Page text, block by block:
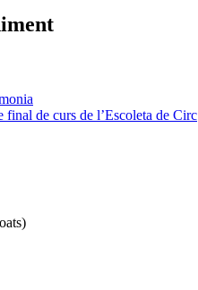
final de curs de l’Escoleta de Circ